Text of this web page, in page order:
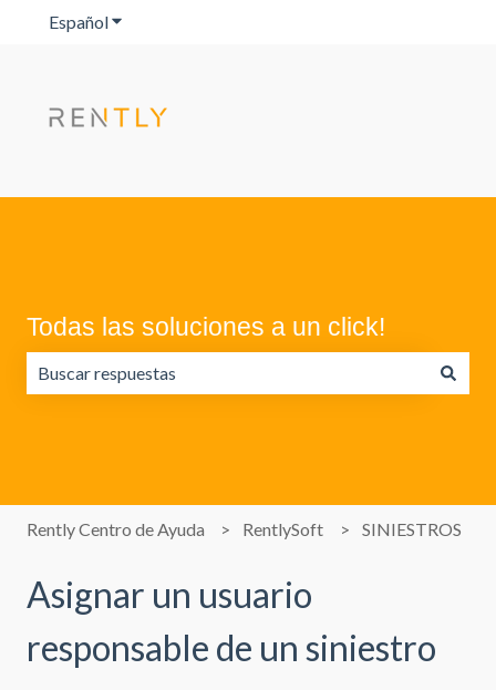
EspañolTraducciones de Mostrar submenú de
Todas las soluciones a un click!
Rently Centro de Ayuda RentlySoft SINIESTROS
Asignar un usuario
responsable de un siniestro